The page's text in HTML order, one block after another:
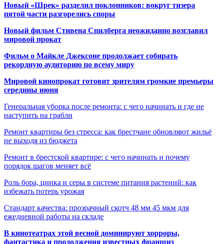
Новый «Шрек» разделил поклонников: вокруг тизера
пятой части разгорелись споры
Новый фильм Стивена Спилберга неожиданно возглавил
мировой прокат
Фильм о Майкле Джексоне продолжает собирать
рекордную аудиторию по всему миру
Мировой кинопрокат готовит зрителям громкие премьеры
середины июня
Генеральная уборка после ремонта: с чего начинать и где не
наступить на грабли
Ремонт квартиры без стресса: как брестчане обновляют жильё
не выходя из бюджета
Ремонт в брестской квартире: с чего начинать и почему
порядок шагов меняет всё
Роль бора, цинка и серы в системе питания растений: как
избежать потерь урожая
Стандарт качества: прозрачный скотч 48 мм 45 мкм для
ежедневной работы на складе
В кинотеатрах этой весной доминируют хорроры,
фантастика и продолжения известных франшиз